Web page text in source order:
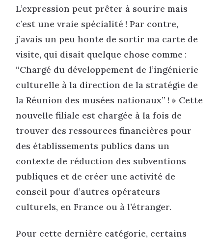
L’expression peut prêter à sourire mais
c’est une vraie spécialité ! Par contre,
j’avais un peu honte de sortir ma carte de
visite, qui disait quelque chose comme :
“Chargé du développement de l’ingénierie
culturelle à la direction de la stratégie de
la Réunion des musées nationaux” ! » Cette
nouvelle filiale est chargée à la fois de
trouver des ressources financières pour
des établissements publics dans un
contexte de réduction des subventions
publiques et de créer une activité de
conseil pour d’autres opérateurs
culturels, en France ou à l’étranger.
Pour cette dernière catégorie, certains